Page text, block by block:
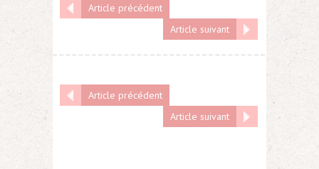
Article précédent
Article suivant
Article précédent
Article suivant